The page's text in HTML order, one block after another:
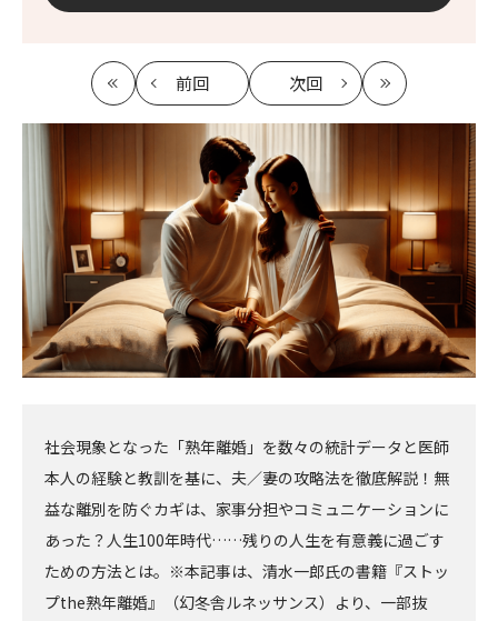
最
初
前回
記
事
へ
次回
記
最
新
社会現象となった「熟年離婚」を数々の統計データと医師
本人の経験と教訓を基に、夫／妻の攻略法を徹底解説！無
益な離別を防ぐカギは、家事分担やコミュニケーションに
あった？人生100年時代……残りの人生を有意義に過ごす
ための方法とは。※本記事は、清水一郎氏の書籍『ストッ
プthe熟年離婚』（幻冬舎ルネッサンス）より、一部抜